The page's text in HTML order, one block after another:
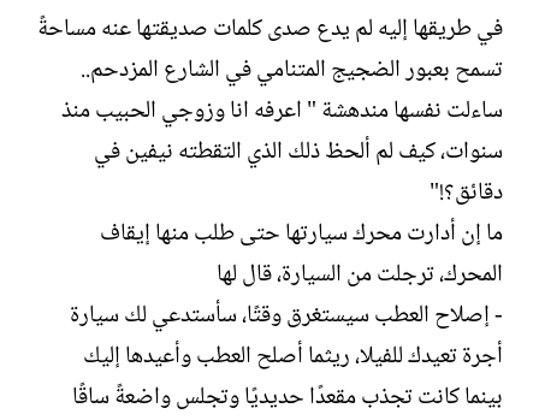
ا
ت
ب
ي
خ
إ
ا
في طريقها إليه لم يدع صدى كلمات صديقتها عنه مساحةً
تسمح بعبور الضجيج المتنامي في الشارع المزدحم..
ساءلت نفسها مندهشة " اعرفه انا وزوجي الحبيب منذ
سنوات، كيف لم ألحظ ذلك الذي التقطته نيفين في
دقائق؟!"
ما إن أدارت محرك سيارتها حتى طلب منها إيقاف
المحرك، ترجلت من السيارة، قال لها
- إصلاح العطب سيستغرق وقتًا، سأستدعي لك سيارة
أجرة تعيدك للفيلا، ريثما أصلح العطب وأعيدها إليك
بينما كانت تجذب مقعدًا حديديًا وتجلس واضعةً ساقًا